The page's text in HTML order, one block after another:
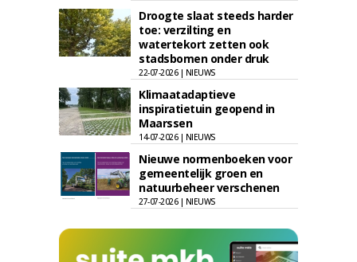
Droogte slaat steeds harder
toe: verzilting en
watertekort zetten ook
stadsbomen onder druk
22-07-2026 | NIEUWS
Klimaatadaptieve
inspiratietuin geopend in
Maarssen
14-07-2026 | NIEUWS
Nieuwe normenboeken voor
gemeentelijk groen en
natuurbeheer verschenen
27-07-2026 | NIEUWS